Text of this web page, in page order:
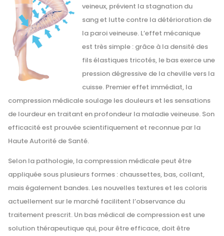
veineux, prévient la stagnation du
sang et lutte contre la détérioration de
la paroi veineuse. L’effet mécanique
est très simple : grâce à la densité des
fils élastiques tricotés, le bas exerce une
pression dégressive de la cheville vers la
cuisse. Premier effet immédiat, la
compression médicale soulage les douleurs et les sensations
de lourdeur en traitant en profondeur la maladie veineuse. Son
efficacité est prouvée scientifiquement et reconnue par la
Haute Autorité de Santé.
Selon la pathologie, la compression médicale peut être
appliquée sous plusieurs formes : chaussettes, bas, collant,
mais également bandes. Les nouvelles textures et les coloris
actuellement sur le marché facilitent l’observance du
traitement prescrit. Un bas médical de compression est une
solution thérapeutique qui, pour être efficace, doit être